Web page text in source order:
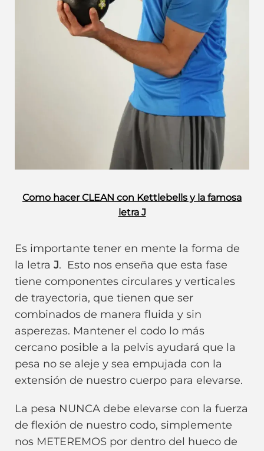
Como hacer CLEAN con Kettlebells y la famosa
letra J
Es importante tener en mente la forma de
la letra J. Esto nos enseña que esta fase
tiene componentes circulares y verticales
de trayectoria, que tienen que ser
combinados de manera fluida y sin
asperezas. Mantener el codo lo más
cercano posible a la pelvis ayudará que la
pesa no se aleje y sea empujada con la
extensión de nuestro cuerpo para elevarse.
La pesa NUNCA debe elevarse con la fuerza
de flexión de nuestro codo, simplemente
nos METEREMOS por dentro del hueco de